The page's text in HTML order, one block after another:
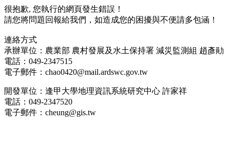
很抱歉, 您執行的網頁發生錯誤！
請您將問題回報給我們，如造成您的困擾與不便請多包涵！
連絡方式
承辦單位：農業部 農村發展及水土保持署 減災監測組 趙彥勛
電話：049-2347515
電子郵件：chao0420@mail.ardswc.gov.tw
開發單位：逢甲大學地理資訊系統研究中心 許家祥
電話：049-2347520
電子郵件：cheung@gis.tw